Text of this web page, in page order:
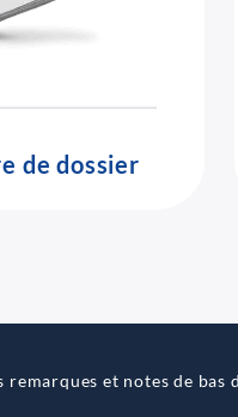
de dossier
et notes de bas